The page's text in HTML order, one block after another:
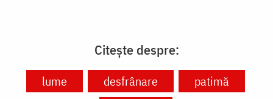
Citește despre:
lume desfrânare
patimă